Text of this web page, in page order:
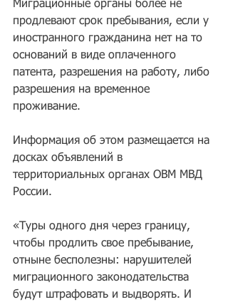
Миграционные органы более не
продлевают срок пребывания, если у
иностранного гражданина нет на то
оснований в виде оплаченного
патента, разрешения на работу, либо
разрешения на временное
проживание.
Информация об этом размещается на
досках объявлений в
территориальных органах ОВМ МВД
России.
«Туры одного дня через границу,
чтобы продлить свое пребывание,
отныне бесполезны: нарушителей
миграционного законодательства
будут штрафовать и выдворять. И